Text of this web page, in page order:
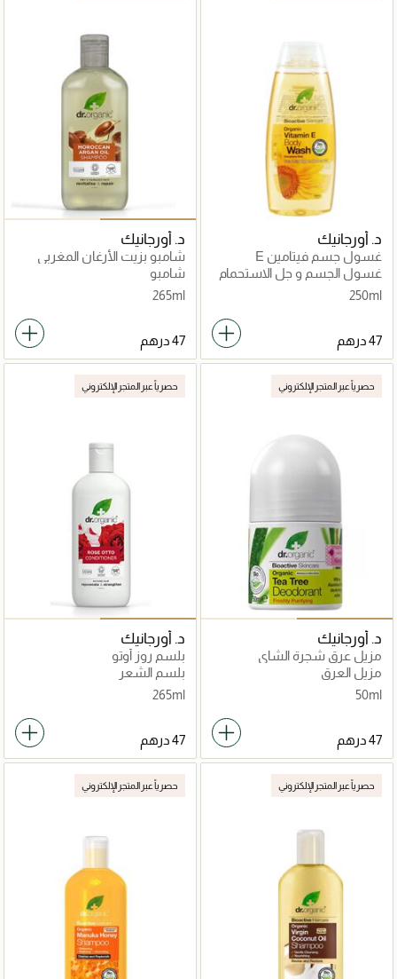
د. أورجانيك
غسول جسم فيتامين E
غسول الجسم و جل الاستحمام
250ml
د. أورجانيك
شامبو بزيت الأرغان المغربي
شامبو
265ml
حصرياً عبر المتجر الإلكتروني
د. أورجانيك
مزيل عرق شجرة الشاي
مزيل العرق
50ml
حصرياً عبر المتجر الإلكتروني
د. أورجانيك
بلسم روز أوتو
بلسم الشعر
265ml
حصرياً عبر المتجر الإلكتروني حصرياً عبر المتجر الإلكتروني